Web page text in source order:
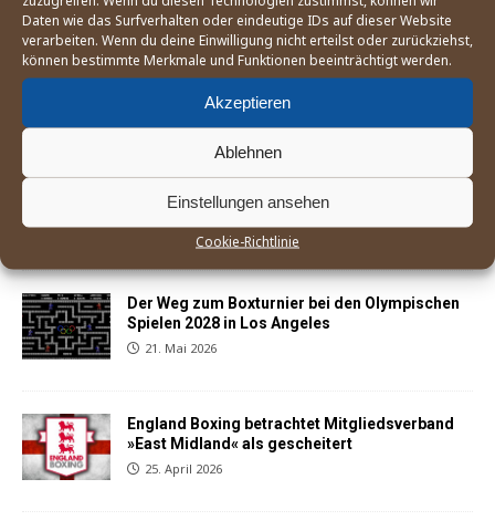
Daten wie das Surfverhalten oder eindeutige IDs auf dieser Website
verarbeiten. Wenn du deine Einwilligung nicht erteilst oder zurückziehst,
können bestimmte Merkmale und Funktionen beeinträchtigt werden.
Akzeptieren
Ablehnen
Einstellungen ansehen
Cookie-Richtlinie
Drei Vereine aus NRW waren für ein
Trainingswochenende zu Gast am
Zeughausmarkt
12. Juli 2026
Sohail Koofi und Anton Hedde setzen sich mit
Punktsiegen beim BC Norden durch
3. Juni 2026
Der Weg zum Boxturnier bei den Olympischen
Spielen 2028 in Los Angeles
21. Mai 2026
England Boxing betrachtet Mitgliedsverband
»East Midland« als gescheitert
25. April 2026